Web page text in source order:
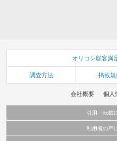
オリコン顧客満
調査方法 掲載
会社概要 個人
引用・転載
当サイトで公開されている情報（文字、写真
利用者の声